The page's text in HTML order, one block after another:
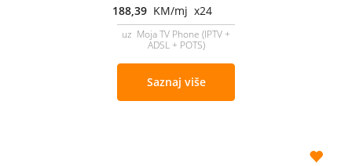
188,39 KM/mj x24
uz Moja TV Phone (IPTV +
ADSL + POTS)
Saznaj više